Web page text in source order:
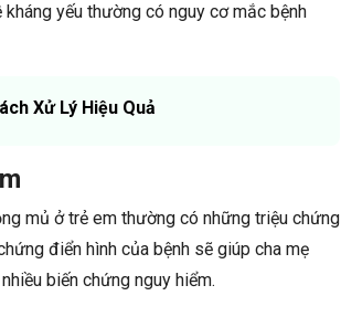
yếu thường có nguy cơ mắc bệnh
Xử Lý Hiệu Quả
mủ ở trẻ em thường có những triệu chứng
điển hình của bệnh sẽ giúp cha mẹ
biến chứng nguy hiểm.